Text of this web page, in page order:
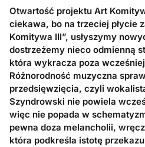
Otwartość projektu Art
ciekawa, bo na trzeciej płycie
Komitywa III”, usłyszymy
dostrzeżemy nieco odmienną
która wykracza poza
Różnorodność muzyczna
przedsięwzięcia, czyli
Szyndrowski nie powiela
więc nie popada w
pewna doza melancholii,
która podkreśla istotę